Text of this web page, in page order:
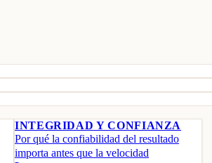
INTEGRIDAD Y CONFIANZA
Por qué la confiabilidad del resultado
importa antes que la velocidad